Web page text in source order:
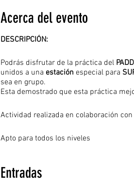
Acerca del evento
DESCRIPCIÓN:
Podrás disfrutar de la práctica del
unidos a una estación especial para
sea en grupo.
Esta demostrado que esta práctica
Actividad realizada en colaboración con
Apto para todos los niveles
LUGAR Playa de Las Canteras,
FECHA Domingo 23 de agosto
Entradas